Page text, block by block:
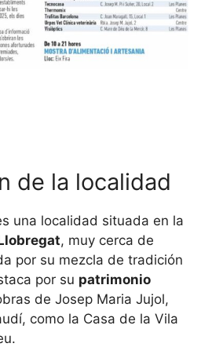
de la localidad
una localidad situada en la
, muy cerca de
por su mezcla de tradición
por su patrimonio
de Josep Maria Jujol,
como la Casa de la Vila